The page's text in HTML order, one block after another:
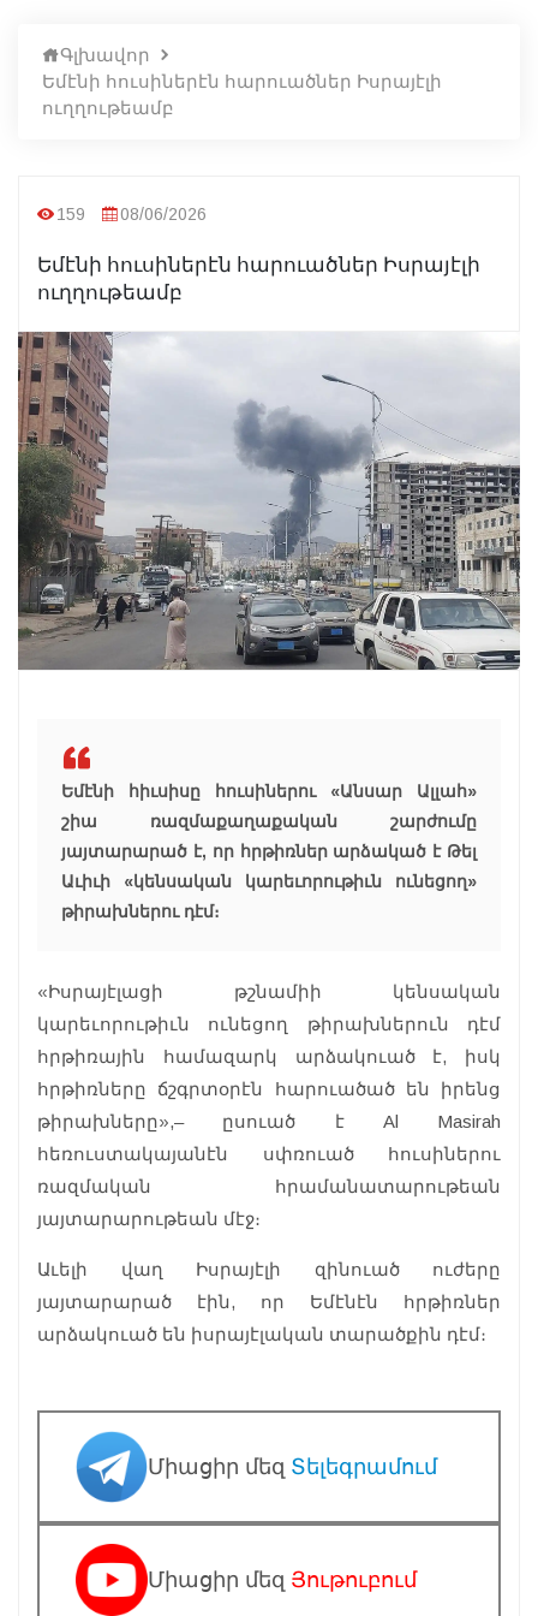
Գլխավոր
Եմէնի հուսիներէն հարուածներ Իսրայէլի
ուղղութեամբ
159 08/06/2026
Եմէնի հուսիներէն հարուածներ Իսրայէլի
ուղղութեամբ
Եմէնի հիւսիսը հուսիներու «Անսար Ալլահ»
շիա ռազմաքաղաքական շարժումը
յայտարարած է, որ հրթիռներ արձակած է Թել
Աւիւի «կենսական կարեւորութիւն ունեցող»
թիրախներու դէմ։
«Իսրայէլացի թշնամիի կենսական
կարեւորութիւն ունեցող թիրախներուն դէմ
հրթիռային համազարկ արձակուած է, իսկ
հրթիռները ճշգրտօրէն հարուածած են իրենց
թիրախները»,– ըսուած է Al Masirah
հեռուստակայանէն սփռուած հուսիներու
ռազմական հրամանատարութեան
յայտարարութեան մէջ։
Աւելի վաղ Իսրայէլի զինուած ուժերը
յայտարարած էին, որ Եմէնէն հրթիռներ
արձակուած են իսրայէլական տարածքին դէմ։
Միացիր մեզ Տելեգրամում
Միացիր մեզ Յութուբում